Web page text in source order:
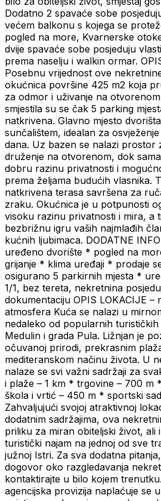
Dodatno 2 spavaće sobe
većem balkonu s kojega se
pogled na more, Kvarnerske
dvije spavaće sobe posjeduju
prema naselju i walkin ormar.
Posebnu vrijednost ove
okućnica površine 425 m2 koja
za odmor i uživanje na
smjestila su se čak 5 parking
natkrivena. Glavno mjesto
sunčalištem, idealan za
dana. Uz bazen se nalazi prostor
druženje na otvorenom, dok
dobru razinu privatnosti i
prema željama budućih vlasnika.
natkrivena terasa savršena za
zraku. Okućnica je u potpunosti
visoku razinu privatnosti i mira, a
bezbrižnu igru vaših najmlađih
kućnih ljubimaca. DODATNE
uređeno dvorište * pogled na
grijanje * klima uređaji * prodaje
osigurano 5 parkirnih mjesta *
1/1, bez tereta, nekretnina
dokumentaciju OPIS LOKACIJE –
atmosfera Kuća se nalazi u
nedaleko od popularnih
Medulin i grada Pula. Ližnjan je
očuvanoj prirodi, prekrasnim
mediteranskom načinu života. U
nalaze se svi važni sadržaji za
i plaže – 1 km * trgovine – 700
škola i vrtić – 450 m * sportski
Zahvaljujući svojoj atraktivnoj
dodatnim sadržajima, ova
priliku za miran obiteljski život, ali
turistički najam na jednoj od sve
južnoj Istri. Za sva dodatna
dogovor oko razgledavanja
kontaktirajte u bilo kojem
agencijska provizija naplaćuje se